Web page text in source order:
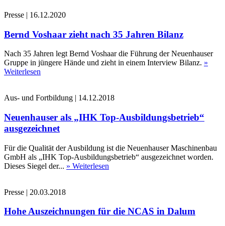
Presse | 16.12.2020
Bernd Voshaar zieht nach 35 Jahren Bilanz
Nach 35 Jahren legt Bernd Voshaar die Führung der Neuenhauser
Gruppe in jüngere Hände und zieht in einem Interview Bilanz. »
Weiterlesen
Aus- und Fortbildung | 14.12.2018
Neuenhauser als „IHK Top-Ausbildungsbetrieb“
ausgezeichnet
Für die Qualität der Ausbildung ist die Neuenhauser Maschinenbau
GmbH als „IHK Top-Ausbildungsbetrieb“ ausgezeichnet worden.
Dieses Siegel der... » Weiterlesen
Presse | 20.03.2018
Hohe Auszeichnungen für die NCAS in Dalum